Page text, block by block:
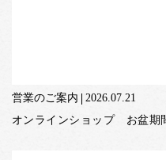
営業のご案内
2026.07.21
オンラインショップ お盆期